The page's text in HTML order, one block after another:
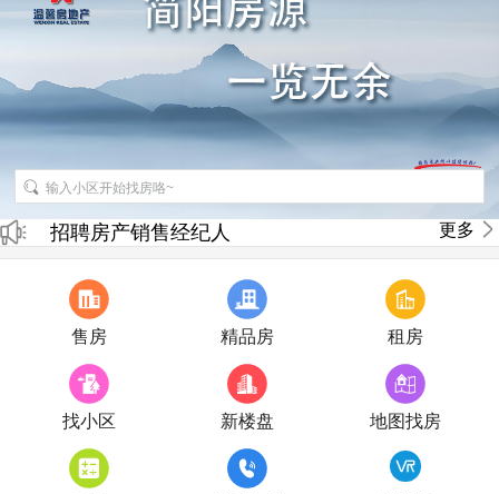
招聘房产销售经纪人
房产直播
更多
售房 精品房 租房
找小区 新楼盘 地图找房